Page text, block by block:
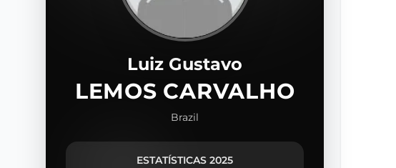
Luiz Gustavo
LEMOS CARVALHO
Brazil
ESTATÍSTICAS 2025